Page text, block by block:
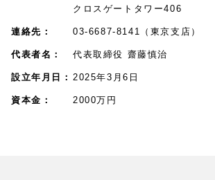
クロスゲートタワー406
連絡先 03-6687-8141（東京支店）
代表者名 代表取締役 齋藤慎治
設立年月日 2025年3月6日
資本金 2000万円